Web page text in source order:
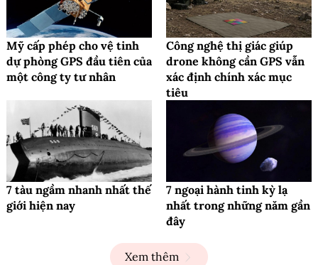
Mỹ cấp phép cho vệ tinh
dự phòng GPS đầu tiên của
một công ty tư nhân
Công nghệ thị giác giúp
drone không cần GPS vẫn
xác định chính xác mục
tiêu
7 tàu ngầm nhanh nhất thế
giới hiện nay
7 ngoại hành tinh kỳ lạ
nhất trong những năm gần
đây
Xem thêm